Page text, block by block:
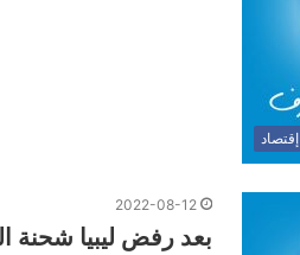
إقتصاد
2022-08-12
بعد رفض ليبيا شحنة